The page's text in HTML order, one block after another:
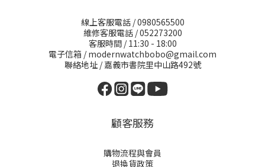
線上客服電話 / 0980565500
維修客服電話 / 052273200
客服時間 / 11:30 - 18:00
電子信箱 / modernwatchbobo@gmail.com
聯絡地址 / 嘉義市書院里中山路492號
顧客服務
購物流程與會員
退換貨政策